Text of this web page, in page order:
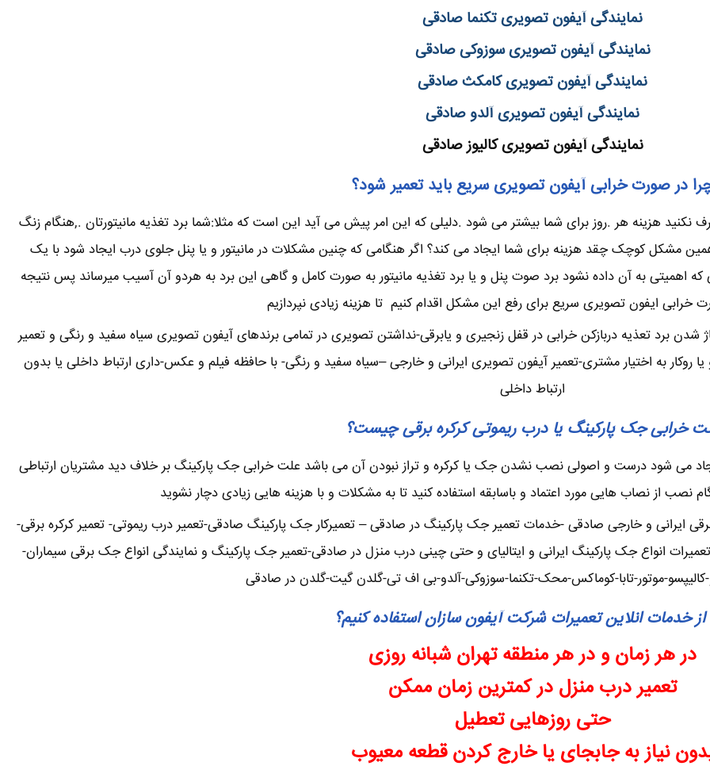
نمایندگی آیفون تصویری تکنما صادقی
نمایندگی آیفون تصویری سوزوکی صادقی
نمایندگی آیفون تصویری کامکث صادقی
نمایندگی آیفون تصویری آلدو صادقی
نمایندگی آیفون تصویری کالیوز صادقی
در صورت خرابی آیفون تصویری سریع باید تعمیر شود؟
هزینه هر .روز برای شما بیشتر می شود .دلیلی که این امر پیش می آید این است که مثلا:شما برد تغذیه مانیتورتان .,هنگام زنگ
کوچک چقد هزینه برای شما ایجاد می کند؟ اگر هنگامی که چنین مشکلات در مانیتور و یا پنل جلوی درب ایجاد شود با یک
به آن داده نشود برد صوت پنل و یا برد تغذیه مانیتور به صورت کامل و گاهی این برد به هردو آن آسیب میرساند پس نتیجه
خرابی ایفون تصویری سریع برای رفع این مشکل اقدام کنیم تا هزینه زیادی نپردازیم
برد تعذیه دربازکن خرابی در قفل زنجیری و یابرقی-نداشتن تصویری در تمامی برندهای آیفون تصویری سیاه سفید و رنگی و تعمیر
به اختیار مشتری-تعمیر آیفون تصویری ایرانی و خارجی –سیاه سفید و رنگی- با حافظه فیلم و عکس-داری ارتباط داخلی یا بدون
ارتباط داخلی
خرابی جک پارکینگ یا درب ریموتی کرکره برقی چیست؟
می شود درست و اصولی نصب نشدن جک یا کرکره و تراز نبودن آن می باشد علت خرابی جک پارکینگ بر خلاف دید مشتریان ارتباطی
نصب از نصاب هایی مورد اعتماد و باسابقه استفاده کنید تا به مشکلات و با هزینه هایی زیادی دچار نشوید
ایرانی و خارجی صادقی -خدمات تعمیر جک پارکینگ در صادقی – تعمیرکار جک پارکینگ صادقی-تعمیر درب ریموتی- تعمیر کرکره برقی-
انواع جک پارکینگ ایرانی و ایتالیای و حتی چینی درب منزل در صادقی-تعمیر جک پارکینگ و نمایندگی انواع جک برقی سیماران-
کالیپسو-موتور-تابا-کوماکس-محک-تکنما-سوزوکی-آلدو-بی اف تی-گلدن گیت-گلدن در صادقی
از خدمات انلاین تعمیرات شرکت آیفون سازان استفاده کنیم؟
در هر زمان و در هر منطقه تهران شبانه روزی
تعمیر درب منزل در کمترین زمان ممکن
حتی روزهایی تعطیل
نیاز به جابجای یا خارج کردن قطعه معیوب